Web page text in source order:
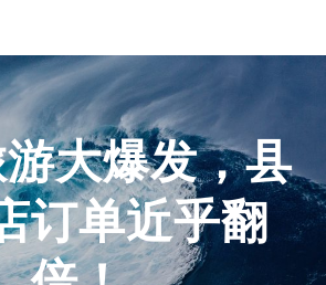
大爆发，县
订单近乎翻